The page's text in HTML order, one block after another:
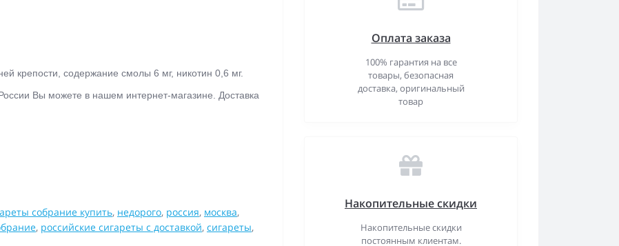
крепости, содержание смолы 6 мг, никотин 0,6 мг.
Вы можете в нашем интернет-магазине. Доставка
собрание купить, недорого, россия, москва,
, российские сигареты с доставкой, сигареты,
Оплата заказа
100% гарантия на все
товары, безопасная
доставка, оригинальный
товар
Накопительные скидки
Накопительные скидки
постоянным клиентам.